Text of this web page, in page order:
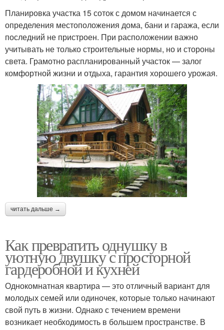
Планировка участка 15 соток с домом начинается с
определения местоположения дома, бани и гаража, если
последний не пристроен. При расположении важно
учитывать не только строительные нормы, но и стороны
света. Грамотно распланированный участок — залог
комфортной жизни и отдыха, гарантия хорошего урожая.
читать дальше →
Как превратить однушку в
уютную двушку с просторной
гардеробной и кухней
Однокомнатная квартира — это отличный вариант для
молодых семей или одиночек, которые только начинают
свой путь в жизни. Однако с течением времени
возникает необходимость в большем пространстве. В